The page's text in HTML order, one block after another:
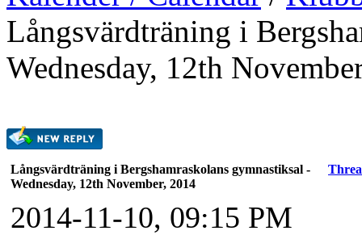
Långsvärdträning i
Wednesday, 12th
Långsvärdträning i Bergshamraskolans gymnastiksal -
Wednesday, 12th November, 2014
2014-11-10, 09:15 PM